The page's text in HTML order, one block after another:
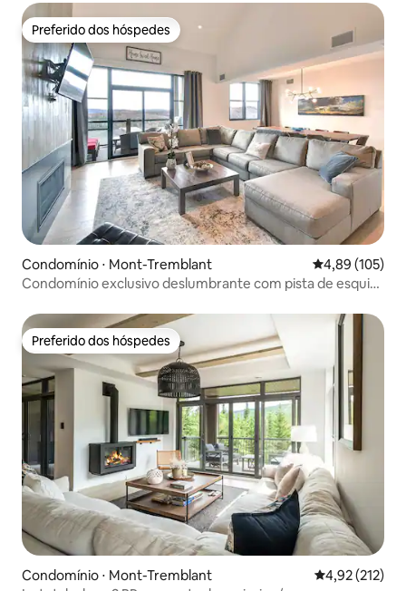
Preferido dos hóspedes
Preferido dos hóspedes
Condomínio ⋅ Mont-Tremblant 4,89 de uma
4,89 (105)
Condomínio exclusivo deslumbrante com pista de esqui
Preferido dos hóspedes
Preferido dos hóspedes
Condomínio ⋅ Mont-Tremblant 4,92 de uma
4,92 (212)